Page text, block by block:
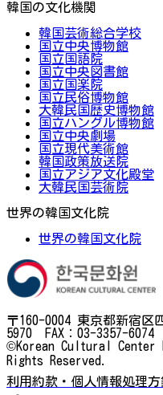
韓国の文化機関
韓国芸術総合学校
国立中央博物館
国立国語院
国立中央図書館
国立国楽院
国立民俗博物館
大韓民国歴史博物館
国立ハングル博物館
国立中央劇場
国立現代美術館
韓国政策放送院
国立アジア文化殿堂
大韓民国芸術院
世界の韓国文化院
世界の韓国文化院
〒160-0004 東京都新宿
5970 FAX：03-3357-
©Korean Cultural Center
Rights Reserved.
利用約款・個人情報処理方